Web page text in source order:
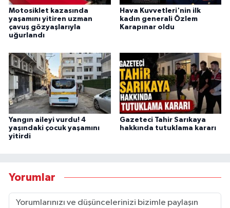
Motosiklet kazasında
yaşamını yitiren uzman
çavuş gözyaşlarıyla
uğurlandı
Hava Kuvvetleri'nin ilk
kadın generali Özlem
Karapınar oldu
Yangın aileyi vurdu! 4
yaşındaki çocuk yaşamını
yitirdi
Gazeteci Tahir Sarıkaya
hakkında tutuklama kararı
Yorumlar